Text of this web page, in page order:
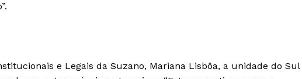
e Legais da Suzano, Mariana Lisbôa, a unidade do Sul